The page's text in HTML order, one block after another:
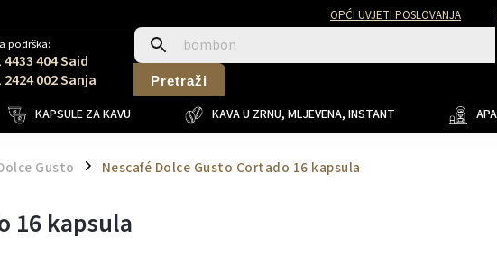
OPĆI UVJETI POSLOVANJA
podrška:
4433 404 Said
2424 002 Sanja
Pretraži
KAPSULE ZA KAVU KAVA U ZRNU, MLJEVENA, INSTANT
Gusto / Nescafé Dolce Gusto Cortado 16 kapsula
16 kapsula